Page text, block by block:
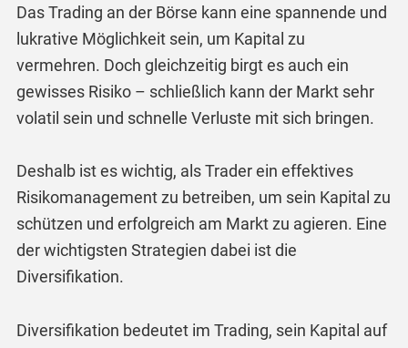
Das Trading an der Börse kann eine spannende und
lukrative Möglichkeit sein, um Kapital zu
vermehren. Doch gleichzeitig birgt es auch ein
gewisses Risiko – schließlich kann der Markt sehr
volatil sein und schnelle Verluste mit sich bringen.
Deshalb ist es wichtig, als Trader ein effektives
Risikomanagement zu betreiben, um sein Kapital zu
schützen und erfolgreich am Markt zu agieren. Eine
der wichtigsten Strategien dabei ist die
Diversifikation.
Diversifikation bedeutet im Trading, sein Kapital auf